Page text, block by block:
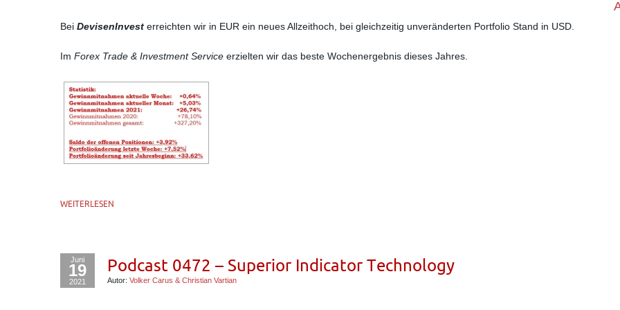
Bei DevisenInvest erreichten wir in EUR ein neues Allzeithoch, bei gleichzeitig unveränderten Portfolio Stand in USD.
Im Forex Trade & Investment Service erzielten wir das beste Wochenergebnis dieses Jahres.
WEITERLESEN
Juni
19
2021
Podcast 0472 – Superior Indicator Technology
Autor: Volker Carus & Christian Vartian